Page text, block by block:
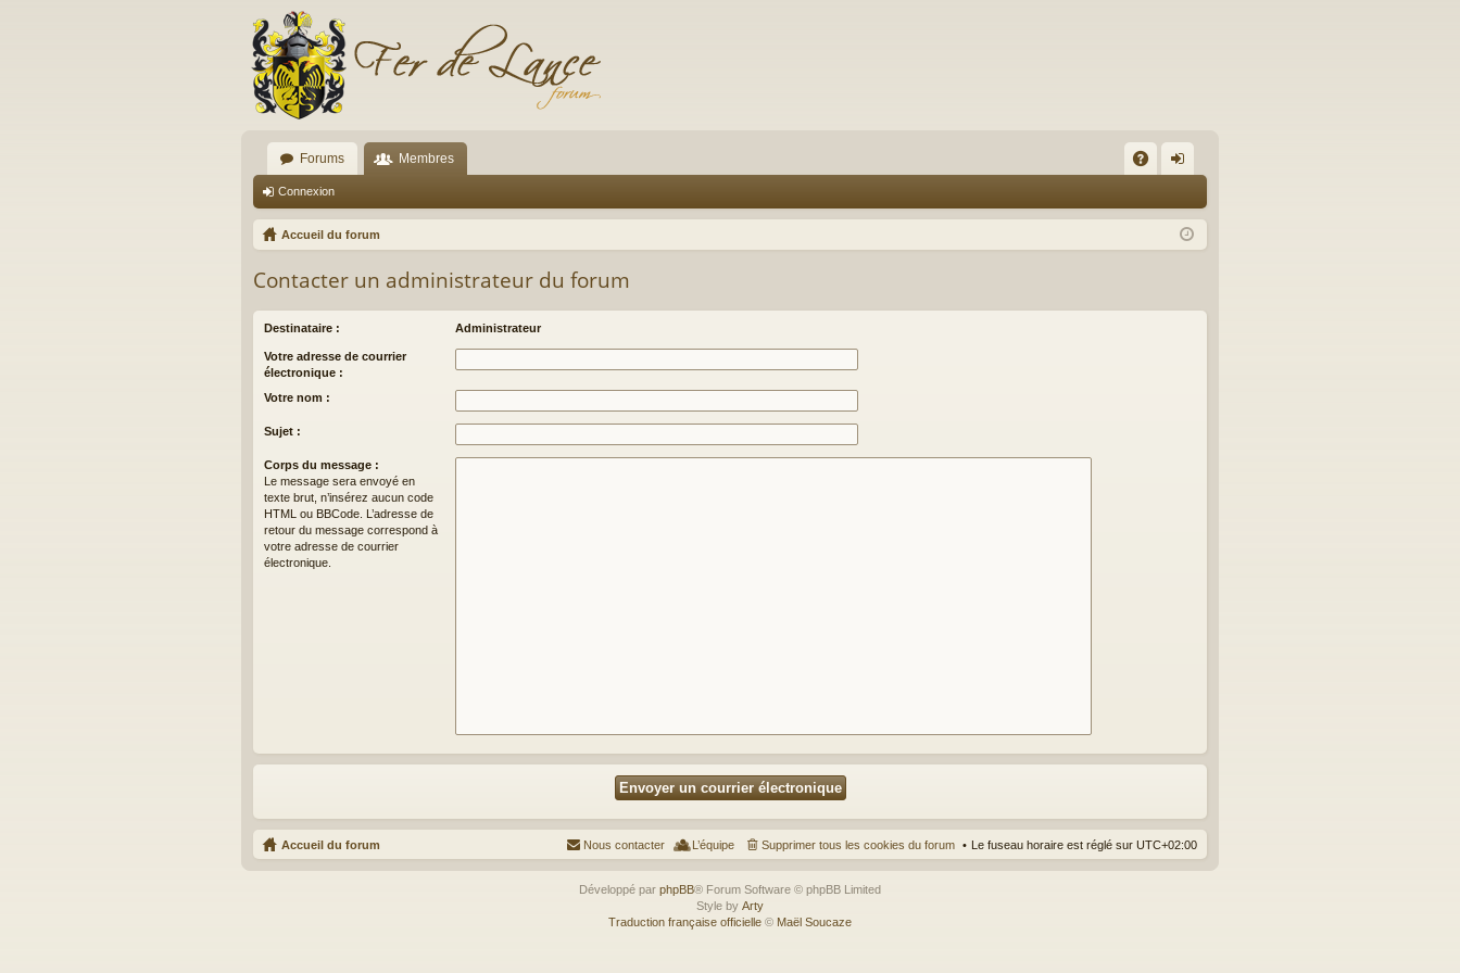
Forums Membres
Q ne
Connexion
Accueil du forum
Contacter un administrateur du forum
Destinataire : Administrateur
Votre adresse de courrier
électronique :
Votre nom :
Sujet :
Corps du message :
Le message sera envoyé en
texte brut, n’insérez aucun code
HTML ou BBCode. L’adresse de
retour du message correspond à
votre adresse de courrier
électronique.
Accueil du forum Le fuseau horaire est réglé sur UTC+02:00
Supprimer tous les cookies du forum
L’équipe
Nous contacter
Développé par phpBB® Forum Software © phpBB Limited
Style by Arty
Traduction française officielle © Maël Soucaze